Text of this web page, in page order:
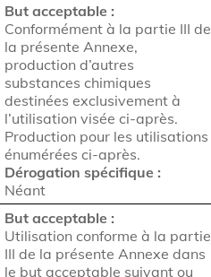
But acceptable :
Conformément à la partie III de
la présente Annexe,
production d’autres
substances chimiques
destinées exclusivement à
l’utilisation visée ci-après.
Production pour les utilisations
énumérées ci-après.
Dérogation spécifique :
Néant
But acceptable :
Utilisation conforme à la partie
III de la présente Annexe dans
le but acceptable suivant ou